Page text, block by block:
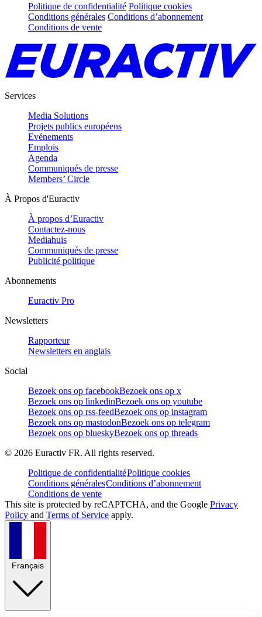
Politique de confidentialité Politique cookies
Conditions générales Conditions d’abonnement
Conditions de vente
Services
Media Solutions
Projets publics européens
Evénements
Emplois
Agenda
Communiqués de presse
Members’ Circle
À Propos d'Euractiv
À propos d’Euractiv
Contactez-nous
Mediahuis
Communiqués de presse
Publicité politique
Abonnements
Euractiv Pro
Newsletters
Rapporteur
Newsletters en anglais
Social
Bezoek ons op facebookBezoek ons op x
Bezoek ons op linkedinBezoek ons op youtube
Bezoek ons op rss-feedBezoek ons op instagram
Bezoek ons op mastodonBezoek ons op telegram
Bezoek ons op blueskyBezoek ons op threads
© 2026 Euractiv FR. All rights reserved.
Politique de confidentialitéPolitique cookies
Conditions généralesConditions d’abonnement
Conditions de vente
This site is protected by reCAPTCHA, and the Google Privacy
Policy and Terms of Service apply.
Français